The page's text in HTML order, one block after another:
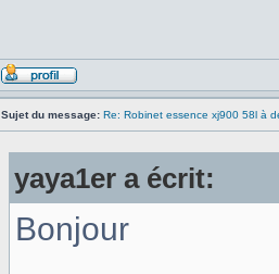
Sujet du message: Re: Robinet essence xj900 58l à
yaya1er a écrit:
Bonjour